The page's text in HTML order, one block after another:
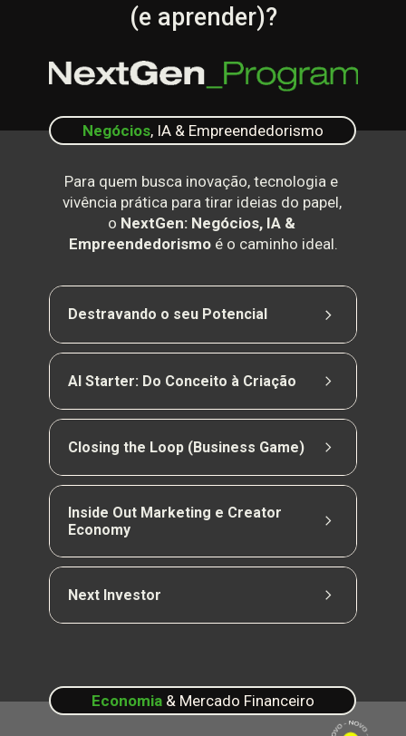
(e aprender)?
Negócios, IA & Empreendedorismo
Para quem busca inovação, tecnologia e
vivência prática para tirar ideias do papel,
o NextGen: Negócios, IA &
Empreendedorismo é o caminho ideal.
Destravando o seu Potencial
Dinâmicas de integração para desenvolver
fortalecendo soft skills essenciais para os
desafios acadêmicos e profissionais.
AI Starter: Do Conceito à Criação
Introdução à inteligência artificial com
mostrando como usar IA para criar soluções
com lógica, repertório e propósito.
Closing the Loop (Business Game)
Simulação de negócio em grupo para exercitar
tomada de decisão sob pressão, com feedback
ao longo da experiência.
Inside Out Marketing e Creator
Economy
Exploração dos fundamentos do marketing e da
conteúdo, plataformas, métricas e monetização
para transformar criatividade em valor e
Next Investor
visão de longo prazo.
Economia & Mercado Financeiro